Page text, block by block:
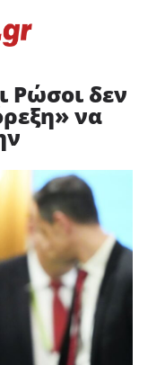
Ρώσοι δεν
να